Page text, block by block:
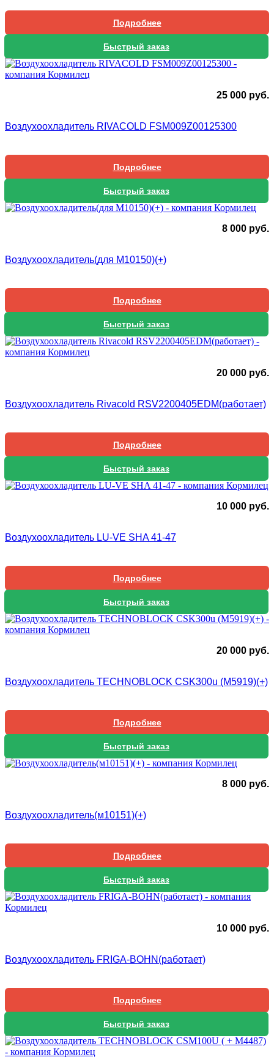
Подробнее
Быстрый заказ
25 000 руб.
Воздухоохладитель RIVACOLD FSM009Z00125300
Подробнее
Быстрый заказ
8 000 руб.
Воздухоохладитель(для М10150)(+)
Подробнее
Быстрый заказ
20 000 руб.
Воздухоохладитель Rivacold RSV2200405EDM(работает)
Подробнее
Быстрый заказ
10 000 руб.
Воздухоохладитель LU-VE SHA 41-47
Подробнее
Быстрый заказ
20 000 руб.
Воздухоохладитель TECHNOBLOCK CSK300u (М5919)(+)
Подробнее
Быстрый заказ
8 000 руб.
Воздухоохладитель(м10151)(+)
Подробнее
Быстрый заказ
10 000 руб.
Воздухоохладитель FRIGA-BOHN(работает)
Подробнее
Быстрый заказ